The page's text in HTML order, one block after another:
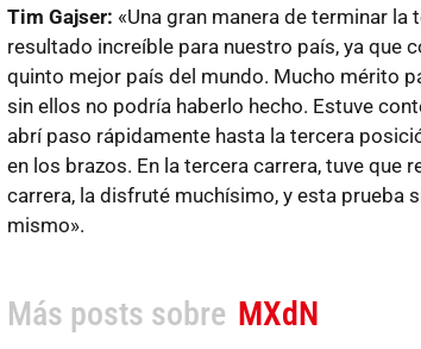
Tim Gajser: «Una gran manera de terminar
resultado increíble para nuestro país, ya que
quinto mejor país del mundo. Mucho mérito
sin ellos no podría haberlo hecho. Estuve
abrí paso rápidamente hasta la tercera
en los brazos. En la tercera carrera, tuve que
carrera, la disfruté muchísimo, y esta prueba
mismo».
Más posts sobre MXdN